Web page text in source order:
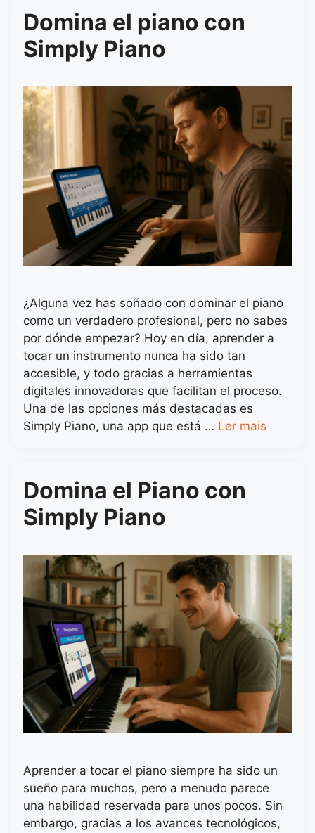
Domina el piano con
Simply Piano
¿Alguna vez has soñado con dominar el piano
como un verdadero profesional, pero no sabes
por dónde empezar? Hoy en día, aprender a
tocar un instrumento nunca ha sido tan
accesible, y todo gracias a herramientas
digitales innovadoras que facilitan el proceso.
Una de las opciones más destacadas es
Simply Piano, una app que está … Ler mais
Domina el Piano con
Simply Piano
Aprender a tocar el piano siempre ha sido un
sueño para muchos, pero a menudo parece
una habilidad reservada para unos pocos. Sin
embargo, gracias a los avances tecnológicos,